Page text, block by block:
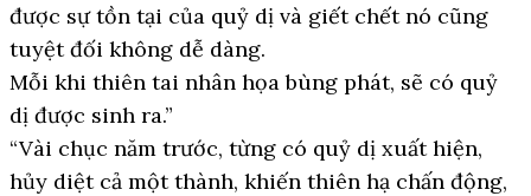
được sự tồn tại của quỷ dị và giết chết nó cũng
tuyệt đối không dễ dàng.
Mỗi khi thiên tai nhân họa bùng phát, sẽ có quỷ
dị được sinh ra.”
“Vài chục năm trước, từng có quỷ dị xuất hiện,
hủy diệt cả một thành, khiến thiên hạ chấn động,